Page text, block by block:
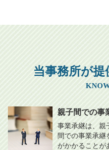
当事務所が
親子間での事
事業承継は、親
間での事業承継
がかかること